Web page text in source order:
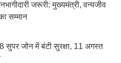
जरूरी: मुख्यमंत्री, वन्यजीव
सम्मान
सुपर जोन में बंटी सुरक्षा, 11 अगस्त